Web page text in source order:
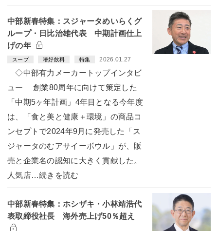
中部新春特集：スジャータめいらくグ
ループ・日比治雄代表 中期計画仕上
げの年
スープ 嗜好飲料 特集 2026.01.27
◇中部有力メーカートップインタビ
ュー 創業80周年に向けて策定した
「中期5ヶ年計画」4年目となる今年度
は、「食と美と健康＋環境」の商品コ
ンセプトで2024年9月に発売した「ス
ジャータのむアサイーボウル」が、販
売と企業名の認知に大きく貢献した。
人気店…続きを読む
中部新春特集：ホシザキ・小林靖浩代
表取締役社長 海外売上げ50％超え